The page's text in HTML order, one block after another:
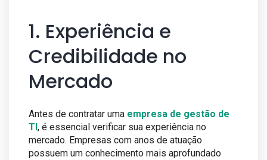
1. Experiência e
Credibilidade no
Mercado
Antes de contratar uma empresa de gestão de
TI, é essencial verificar sua experiência no
mercado. Empresas com anos de atuação
possuem um conhecimento mais aprofundado